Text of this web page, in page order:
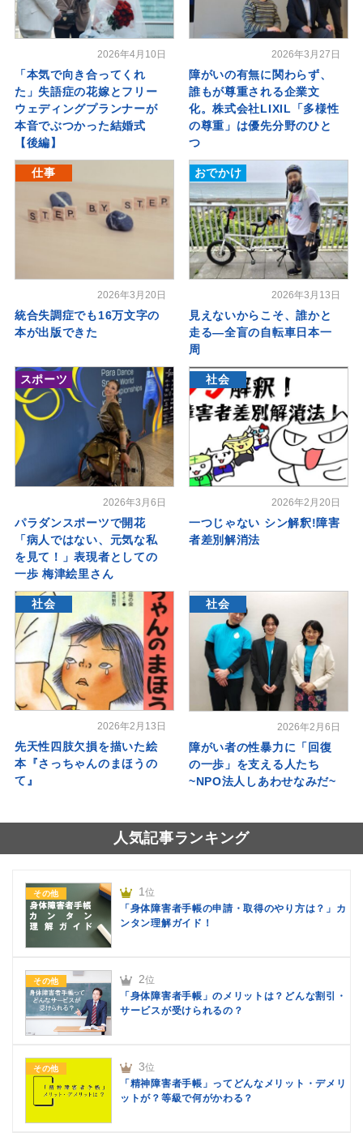
2026年4月10日
「本気で向き合ってくれ
た」失語症の花嫁とフリー
ウェディングプランナーが
本音でぶつかった結婚式
【後編】
2026年3月27日
障がいの有無に関わらず、
誰もが尊重される企業文
化。株式会社LIXIL「多様性
の尊重」は優先分野のひと
つ
仕事
2026年3月20日
統合失調症でも16万文字の
本が出版できた
おでかけ
2026年3月13日
見えないからこそ、誰かと
走る―全盲の自転車日本一
周
スポーツ
2026年3月6日
パラダンスポーツで開花
「病人ではない、元気な私
を見て！」表現者としての
一歩 梅津絵里さん
社会
2026年2月20日
一つじゃない シン解釈!障害
者差別解消法
社会
2026年2月13日
先天性四肢欠損を描いた絵
本『さっちゃんのまほうの
て』
社会
2026年2月6日
障がい者の性暴力に「回復
の一歩」を支える人たち
~NPO法人しあわせなみだ~
人気記事ランキング
その他 1位
「身体障害者手帳の申請・取得のやり方は？」カ
ンタン理解ガイド！
その他 2位
「身体障害者手帳」のメリットは？どんな割引・
サービスが受けられるの？
その他 3位
「精神障害者手帳」ってどんなメリット・デメリ
ットが？等級で何がかわる？